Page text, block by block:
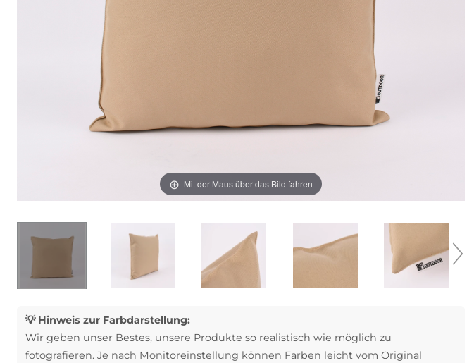
Mit der Maus über das Bild fahren
💡 Hinweis zur Farbdarstellung:
Wir geben unser Bestes, unsere Produkte so realistisch wie möglich zu
fotografieren. Je nach Monitoreinstellung können Farben leicht vom Original